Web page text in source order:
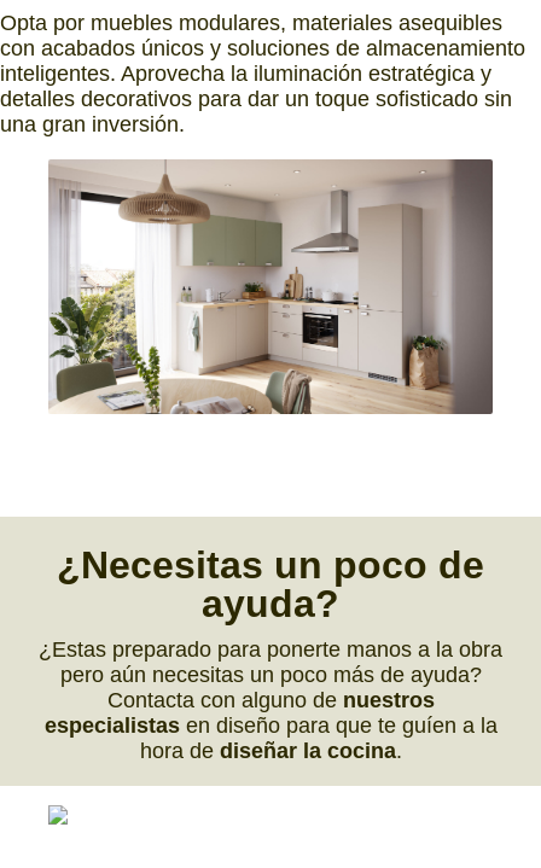
Opta por muebles modulares, materiales asequibles
con acabados únicos y soluciones de almacenamiento
inteligentes. Aprovecha la iluminación estratégica y
detalles decorativos para dar un toque sofisticado sin
una gran inversión.
¿Necesitas un poco de
ayuda?
¿Estas preparado para ponerte manos a la obra
pero aún necesitas un poco más de ayuda?
Contacta con alguno de nuestros
especialistasen diseño para que te guíen a la
hora de diseñar la cocina.